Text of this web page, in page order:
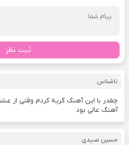
ثبت نظر
ناشناس
چقدر با این آهنگ گریه کردم وقتی از
آهنگ عالی بود
حسین صیدی